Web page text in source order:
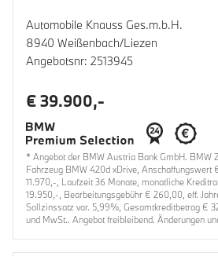
Automobile Knauss Ges.m.b.H.
8940 Weißenbach/Liezen
Angebotsnr: 2513945
€ 39.900,-
* Angebot der BMW Austria Bank GmbH. BMW
Fahrzeug BMW 420d xDrive,
11.970,-, Laufzeit 36 Monate, monatliche
19.950,-, Bearbeitungsgebühr € 260,00, eff.
Sollzinssatz var. 5,99%, Gesamtkreditbetrag €
und MwSt.. Angebot freibleibend. Änderungen